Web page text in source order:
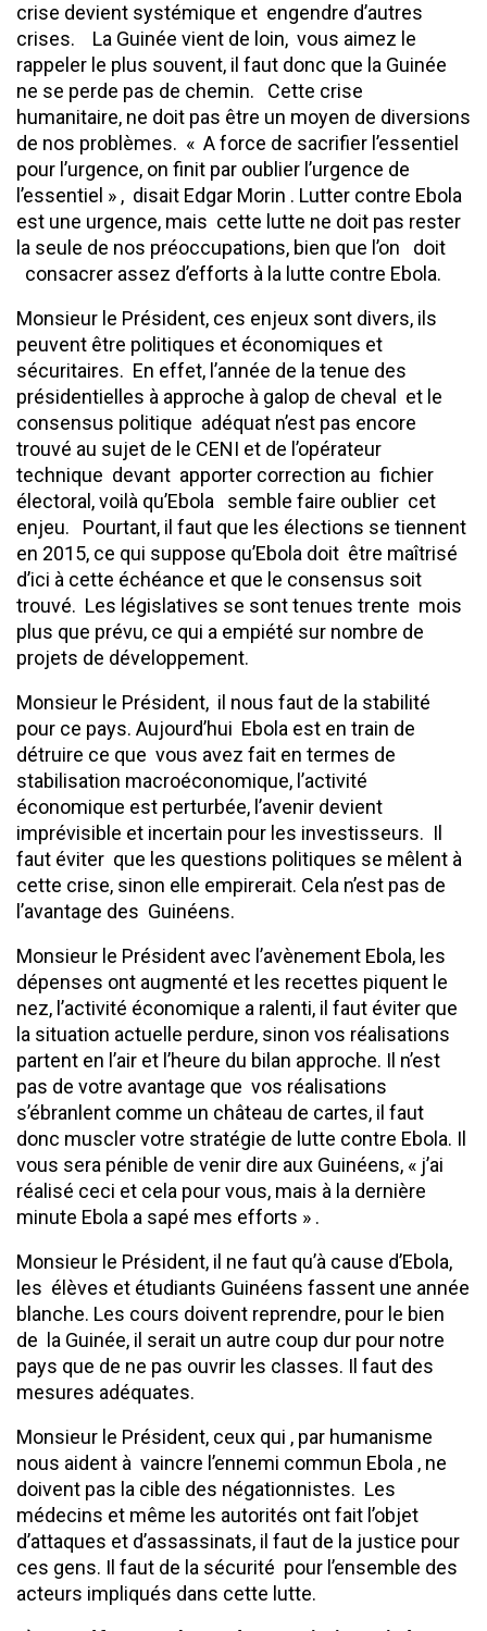
crise devient systémique et engendre d’autres
crises. La Guinée vient de loin, vous aimez le
rappeler le plus souvent, il faut donc que la Guinée
ne se perde pas de chemin. Cette crise
humanitaire, ne doit pas être un moyen de diversions
de nos problèmes. « A force de sacrifier l’essentiel
pour l’urgence, on finit par oublier l’urgence de
l’essentiel » , disait Edgar Morin . Lutter contre Ebola
est une urgence, mais cette lutte ne doit pas rester
la seule de nos préoccupations, bien que l’on doit
consacrer assez d’efforts à la lutte contre Ebola.
Monsieur le Président, ces enjeux sont divers, ils
peuvent être politiques et économiques et
sécuritaires. En effet, l’année de la tenue des
présidentielles à approche à galop de cheval et le
consensus politique adéquat n’est pas encore
trouvé au sujet de le CENI et de l’opérateur
technique devant apporter correction au fichier
électoral, voilà qu’Ebola semble faire oublier cet
enjeu. Pourtant, il faut que les élections se tiennent
en 2015, ce qui suppose qu’Ebola doit être maîtrisé
d’ici à cette échéance et que le consensus soit
trouvé. Les législatives se sont tenues trente mois
plus que prévu, ce qui a empiété sur nombre de
projets de développement.
Monsieur le Président, il nous faut de la stabilité
pour ce pays. Aujourd’hui Ebola est en train de
détruire ce que vous avez fait en termes de
stabilisation macroéconomique, l’activité
économique est perturbée, l’avenir devient
imprévisible et incertain pour les investisseurs. Il
faut éviter que les questions politiques se mêlent à
cette crise, sinon elle empirerait. Cela n’est pas de
l’avantage des Guinéens.
Monsieur le Président avec l’avènement Ebola, les
dépenses ont augmenté et les recettes piquent le
nez, l’activité économique a ralenti, il faut éviter que
la situation actuelle perdure, sinon vos réalisations
partent en l’air et l’heure du bilan approche. Il n’est
pas de votre avantage que vos réalisations
s’ébranlent comme un château de cartes, il faut
donc muscler votre stratégie de lutte contre Ebola. Il
vous sera pénible de venir dire aux Guinéens, « j’ai
réalisé ceci et cela pour vous, mais à la dernière
minute Ebola a sapé mes efforts » .
Monsieur le Président, il ne faut qu’à cause d’Ebola,
les élèves et étudiants Guinéens fassent une année
blanche. Les cours doivent reprendre, pour le bien
de la Guinée, il serait un autre coup dur pour notre
pays que de ne pas ouvrir les classes. Il faut des
mesures adéquates.
Monsieur le Président, ceux qui , par humanisme
nous aident à vaincre l’ennemi commun Ebola , ne
doivent pas la cible des négationnistes. Les
médecins et même les autorités ont fait l’objet
d’attaques et d’assassinats, il faut de la justice pour
ces gens. Il faut de la sécurité pour l’ensemble des
acteurs impliqués dans cette lutte.